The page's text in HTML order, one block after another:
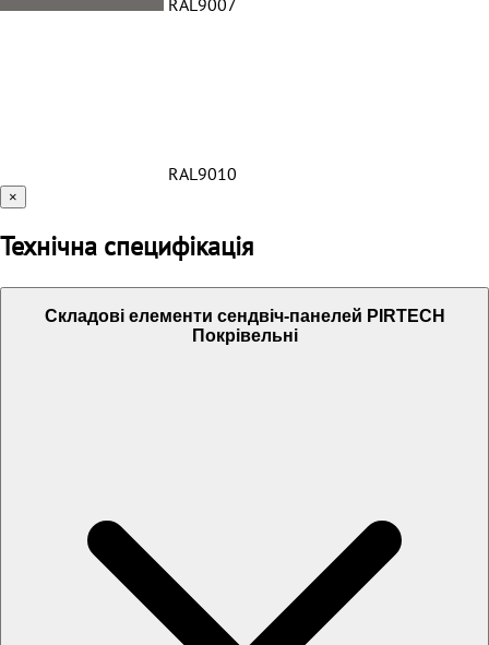
RAL9007
RAL9010
×
Технічна специфікація
Складові елементи сендвіч-панелей PIRTECH
Покрівельні